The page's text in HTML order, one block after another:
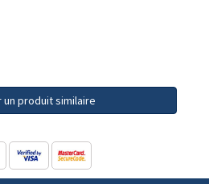
un produit similaire